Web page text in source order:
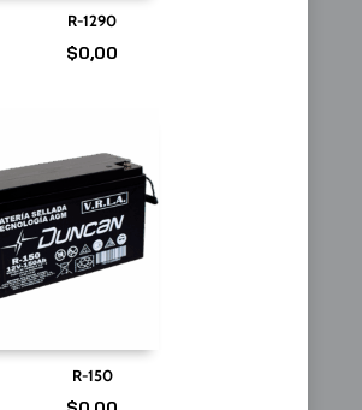
R-1290
$0,00
R-150